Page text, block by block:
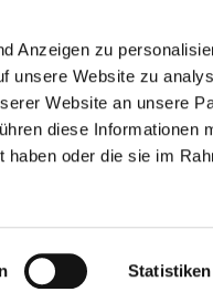
Anzeigen zu
unsere Website zu
Website an unsere
diese Informationen
oder die sie im
Statistiken
Impressum